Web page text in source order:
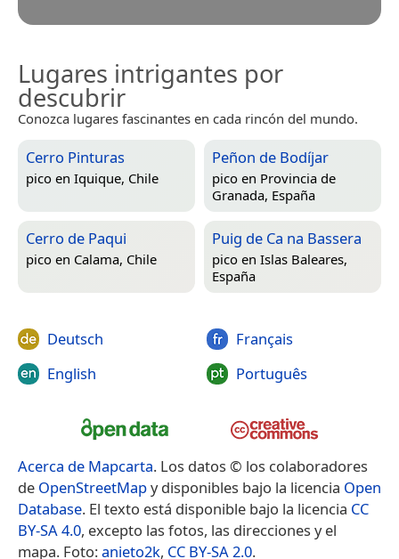
Lugares intrigantes por
descubrir
Conozca lugares fascinantes en cada rincón del mundo.
Cerro Pinturas
pico en Iquique, Chile
Peñon de Bodíjar
pico en Provincia de
Granada, España
Cerro de Paqui
pico en Calama, Chile
Puig de Ca na Bassera
pico en Islas Baleares,
España
Deutsch
English
Français
Português
Acerca de Mapcarta. Los datos © los colaboradores
de OpenStreetMapy disponibles bajo la licencia Open
Database. El texto está disponible bajo la licencia CC
BY-SA 4.0, excepto las fotos, las direcciones y el
mapa. Foto:anieto2k, CC BY-SA 2.0.